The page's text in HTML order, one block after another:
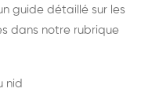
guide détaillé sur les
dans notre rubrique
nid